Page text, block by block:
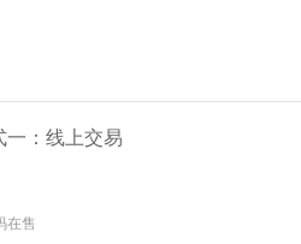
一：线上交易
在售